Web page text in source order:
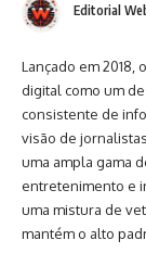
Editorial
Lançado em 2018,
digital como um
consistente de
visão de
uma ampla gama
entretenimento e
uma mistura de
mantém o alto